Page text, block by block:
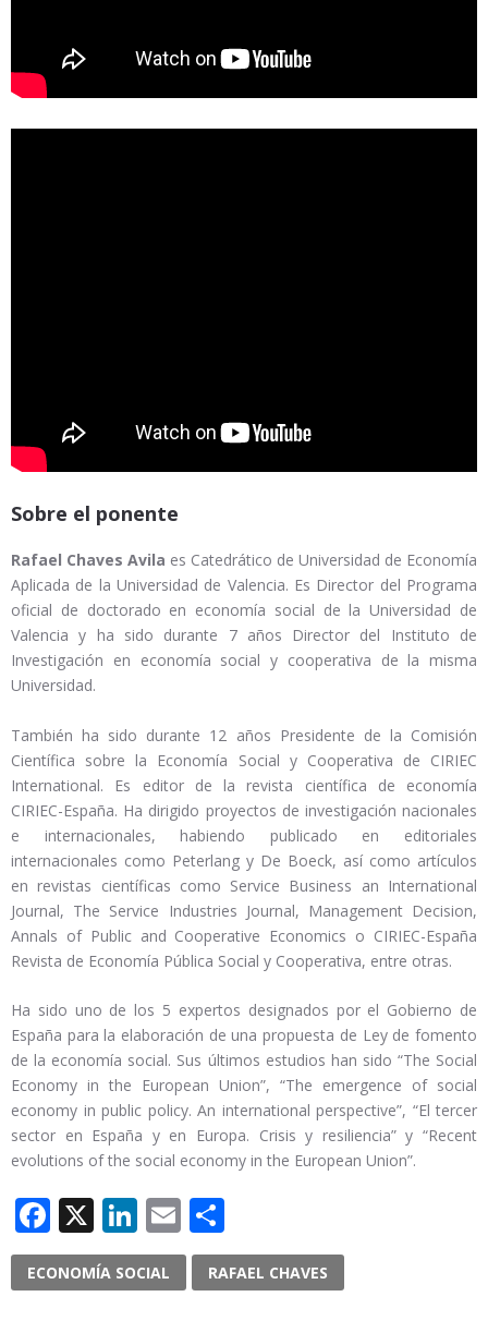
Sobre el ponente
Rafael Chaves Avila es Catedrático de Universidad de Economía
Aplicada de la Universidad de Valencia. Es Director del Programa
oficial de doctorado en economía social de la Universidad de
Valencia y ha sido durante 7 años Director del Instituto de
Investigación en economía social y cooperativa de la misma
Universidad.
También ha sido durante 12 años Presidente de la Comisión
Científica sobre la Economía Social y Cooperativa de CIRIEC
International. Es editor de la revista científica de economía
CIRIEC-España. Ha dirigido proyectos de investigación nacionales
e internacionales, habiendo publicado en editoriales
internacionales como Peterlang y De Boeck, así como artículos
en revistas científicas como Service Business an International
Journal, The Service Industries Journal, Management Decision,
Annals of Public and Cooperative Economics o CIRIEC-España
Revista de Economía Pública Social y Cooperativa, entre otras.
Ha sido uno de los 5 expertos designados por el Gobierno de
España para la elaboración de una propuesta de Ley de fomento
de la economía social. Sus últimos estudios han sido “The Social
Economy in the European Union”, “The emergence of social
economy in public policy. An international perspective”, “El tercer
sector en España y en Europa. Crisis y resiliencia” y “Recent
evolutions of the social economy in the European Union”.
Facebook
X LinkedIn
Email
ECONOMÍA SOCIAL RAFAEL CHAVES